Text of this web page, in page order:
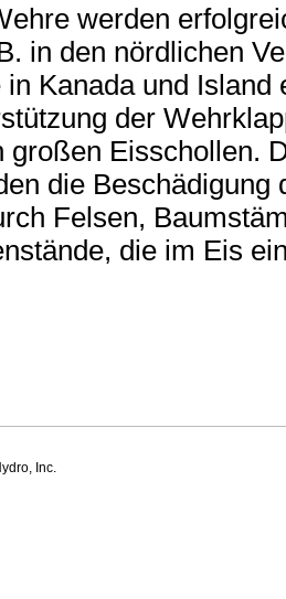
werden
in den nördlichen
Kanada und Island
der
großen Eisschollen.
die Beschädigung
Felsen,
die im Eis
Inc.